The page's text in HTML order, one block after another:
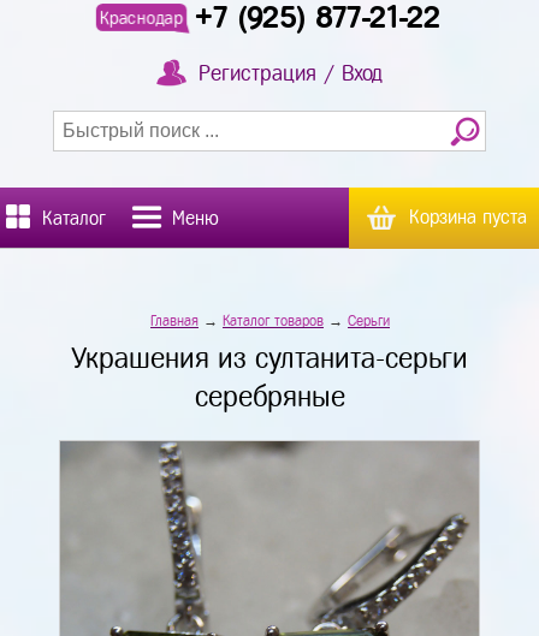
Краснодар +7 (925) 877-21-22
Регистрация / Вход
Каталог Меню Корзина пуста
Главная→ Каталог товаров→ Серьги
Украшения из султанита-серьги
серебряные